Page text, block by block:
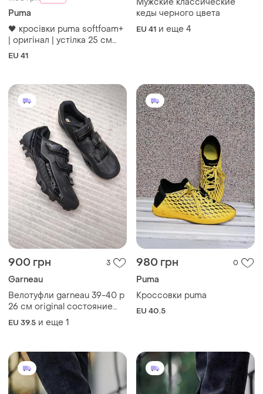
Puma
🖤 кросівки puma softfoam+
| оригінал | устілка 25 см
стильні та комфортні
кольорі.
EU 41
кеды черного цвета
EU 41 и еще 4
900 грн 3
Garneau
Велотуфли garneau 39-40 р
26 см original состояние
новых
EU 39.5 и еще 1
980 грн 0
Puma
Кроссовки puma
EU 40.5